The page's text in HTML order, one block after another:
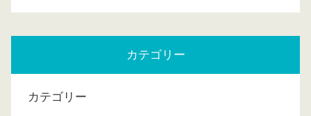
カテゴリー
カテゴリー